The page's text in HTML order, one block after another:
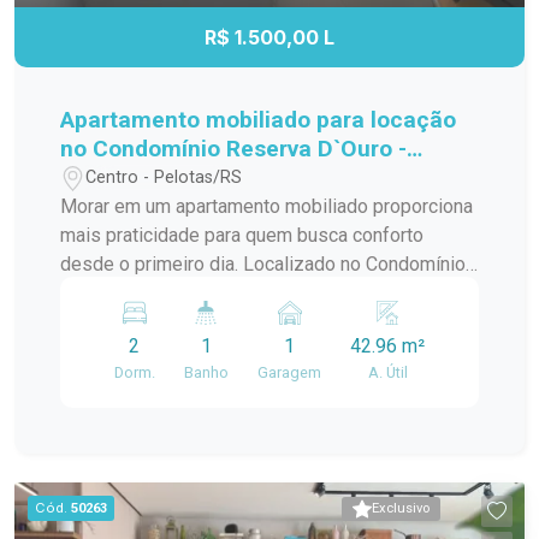
R$ 1.500,00 L
Apartamento mobiliado para locação
no Condomínio Reserva D`Ouro -
Pelotas
Centro - Pelotas/RS
Morar em um apartamento mobiliado proporciona
mais praticidade para quem busca conforto
desde o primeiro dia. Localizado no Condomínio
planejados, boa distribuição dos espaços e uma
estrutura completa para o dia a dia, oferecendo
um ambiente funcional e acolhedor. Localização:
Marcilio Dias. A região oferece fácil
deslocamento para diferentes pontos da cidade,
2
Dorm.
1
Banho
1
Garagem
42.96 m²
A. Útil
Exclusivo
Cód. 50263